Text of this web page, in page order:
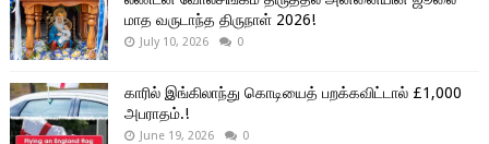
மாத வருடாந்த திருநாள் 2026!
July 10, 2026 0
காரில் இங்கிலாந்து கொடியைத் பறக்கவிட்டால் £1,000
அபராதம்.!
June 19, 2026 0